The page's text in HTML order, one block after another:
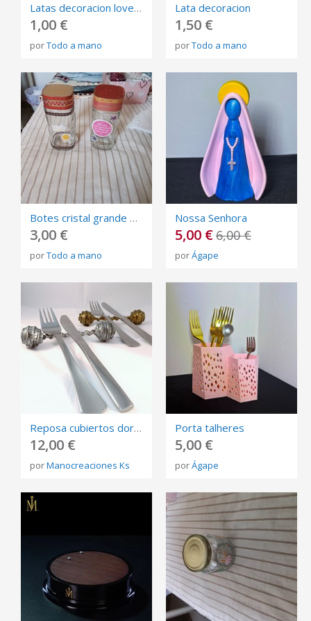
Latas decoracion love juvenil
1,00 €
porTodo a mano
Lata decoracion
1,50 €
porTodo a mano
Botes cristal grande decoracion
3,00 €
porTodo a mano
Nossa Senhora
5,00 €6,00 €
porÁgape
Reposa cubiertos dorado, plateado o cobre envejecido diseño en espiral (6 unidades)
12,00 €
porManocreaciones Ks
Porta talheres
5,00 €
porÁgape